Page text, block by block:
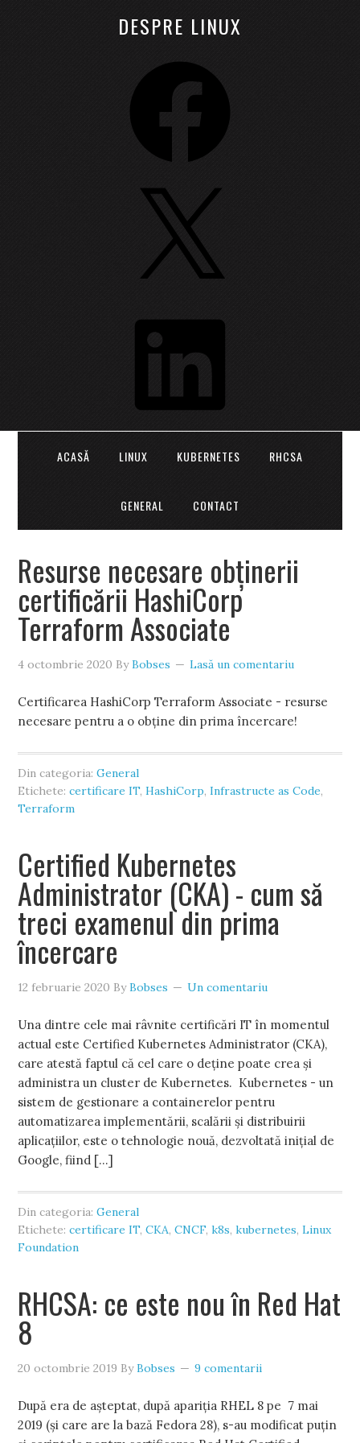
DESPRE LINUX
ACASĂ LINUX KUBERNETES RHCSA
GENERAL CONTACT
Resurse necesare obținerii
certificării HashiCorp
Terraform Associate
4 octombrie 2020 ByBobses Lasă un comentariu
Certificarea HashiCorp Terraform Associate - resurse
necesare pentru a o obține din prima încercare!
Din categoria:General
Etichete:certificare IT,HashiCorp,Infrastructe as Code,
Terraform
Certified Kubernetes
Administrator (CKA) - cum să
treci examenul din prima
încercare
12 februarie 2020 ByBobses Un comentariu
Una dintre cele mai râvnite certificări IT în momentul
actual este Certified Kubernetes Administrator (CKA),
care atestă faptul că cel care o deține poate crea și
administra un cluster de Kubernetes. Kubernetes - un
sistem de gestionare a containerelor pentru
automatizarea implementării, scalării și distribuirii
aplicațiilor, este o tehnologie nouă, dezvoltată inițial de
Google, fiind […]
Din categoria:General
Etichete:certificare IT,CKA,CNCF,k8s,kubernetes,Linux
Foundation
RHCSA: ce este nou în Red Hat
8
20 octombrie 2019 ByBobses 9 comentarii
După era de așteptat, după apariția RHEL 8 pe 7 mai
2019 (și care are la bază Fedora 28), s-au modificat puțin